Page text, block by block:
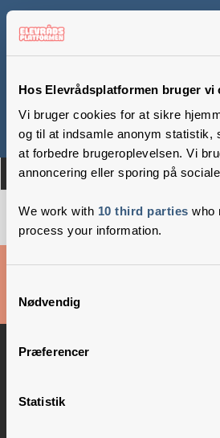
Hos Elevrådsplatformen bruger vi
Vi bruger cookies for at sikre
og til at indsamle anonym statistik,
at forbedre brugeroplevelsen. Vi
annoncering eller sporing på
We work with 10 third parties who
process your information.
Nødvendig
Præferencer
Statistik
Om Medlemmer